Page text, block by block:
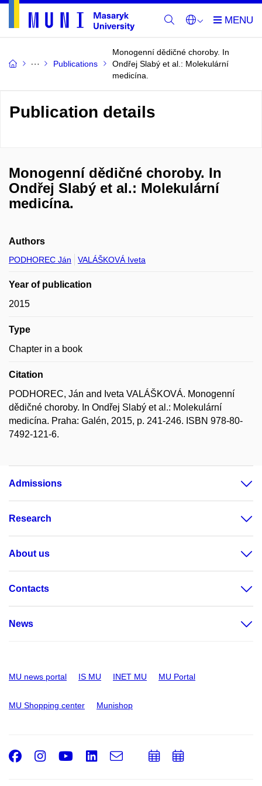
Publications
Monogenní dědičné choroby. In
Ondřej Slabý et al.: Molekulární
medicína.
Publication details
Monogenní dědičné choroby. In
Ondřej Slabý et al.: Molekulární
medicína.
Authors
PODHOREC Ján VALÁŠKOVÁ Iveta
Year of publication
2015
Type
Chapter in a book
Citation
PODHOREC, Ján and Iveta VALÁŠKOVÁ. Monogenní
dědičné choroby. In Ondřej Slabý et al.: Molekulární
medicína. Praha: Galén, 2015, p. 241-246. ISBN 978-80-
7492-121-6.
Admissions
Research
About us
Contacts
News
MU news portal IS MU INET MU MU Portal
MU Shopping center Munishop
Facebook
Instagram
Youtube
LinkedIn
e-
AddAdd